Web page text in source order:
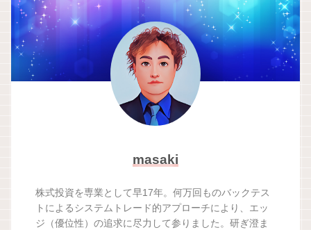
masaki
株式投資を専業として早17年。何万回ものバックテス
トによるシステムトレード的アプローチにより、エッ
ジ（優位性）の追求に尽力して参りました。研ぎ澄ま